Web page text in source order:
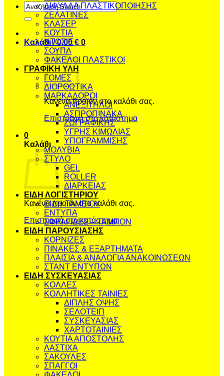
Αναζήτηση
για:
Καλάθι /0,00€ 0
Κανένα προϊόν στο καλάθι σας.
Επιστροφή στο κατάστημα
0
Καλάθι
Κανένα προϊόν στο καλάθι σας.
Επιστροφή στο κατάστημα
ΔΙΦΥΛΛΑ ΠΛΑΣΤΙΚΟΠΟΙΗΣΗΣ
ΖΕΛΑΤΙΝΕΣ
ΚΛΑΣΕΡ
ΚΟΥΤΙΑ
ΝΤΟΣΙΕ
ΣΟΥΠΛ
ΦΑΚΕΛΟΙ ΠΛΑΣΤΙΚΟΙ
ΓΡΑΦΙΚΗ ΥΛΗ
ΓΟΜΕΣ
ΔΙΟΡΘΩΤΙΚΑ
ΜΑΡΚΑΔΟΡΟΙ
ΑΝΕΞΙΤΗΛΟΙ
ΑΣΠΡΟΠΙΝΑΚΑ
ΖΩΓΡΑΦΙΚΗΣ
ΥΓΡΗΣ ΚΙΜΩΛΙΑΣ
ΥΠΟΓΡΑΜΜΙΣΗΣ
ΜΟΛΥΒΙΑ
ΣΤΥΛΟ
GEL
ROLLER
ΔΙΑΡΚΕΙΑΣ
ΕΙΔΗ ΛΟΓΙΣΤΗΡΙΟΥ
ΕΙΔΗ ΤΑΜΕΙΟΥ
ΕΝΤΥΠΑ
ΣΦΡΑΓΙΔΕΣ – ΤΑΜΠΟΝ
ΕΙΔΗ ΠΑΡΟΥΣΙΑΣΗΣ
ΚΟΡΝΙΖΕΣ
ΠΙΝΑΚΕΣ & ΕΞΑΡΤΗΜΑΤΑ
ΠΛΑΙΣΙΑ & ΑΝΑΛΟΓΙΑ ΑΝΑΚΟΙΝΩΣΕΩΝ
ΣΤΑΝΤ ΕΝΤΥΠΩΝ
ΕΙΔΗ ΣΥΣΚΕΥΑΣΙΑΣ
ΚΟΛΛΕΣ
ΚΟΛΛΗΤΙΚΕΣ ΤΑΙΝΙΕΣ
ΔΙΠΛΗΣ ΟΨΗΣ
ΣΕΛΟΤΕΙΠ
ΣΥΣΚΕΥΑΣΙΑΣ
ΧΑΡΤΟΤΑΙΝΙΕΣ
ΚΟΥΤΙΑ ΑΠΟΣΤΟΛΗΣ
ΛΑΣΤΙΧΑ
ΣΑΚΟΥΛΕΣ
ΣΠΑΓΓΟΙ